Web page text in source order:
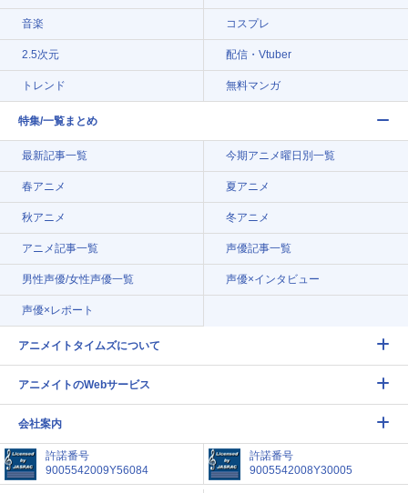
音楽 コスプレ
2.5次元 配信・Vtuber
トレンド 無料マンガ
特集/一覧まとめ
最新記事一覧 今期アニメ曜日別一覧
春アニメ 夏アニメ
秋アニメ 冬アニメ
アニメ記事一覧 声優記事一覧
男性声優/女性声優一覧 声優×インタビュー
声優×レポート
アニメイトタイムズについて
アニメイトのWebサービス
会社案内
許諾番号
9005542009Y56084
許諾番号
9005542008Y30005